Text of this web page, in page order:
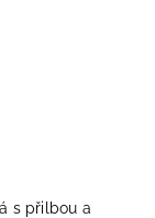
s přilbou a